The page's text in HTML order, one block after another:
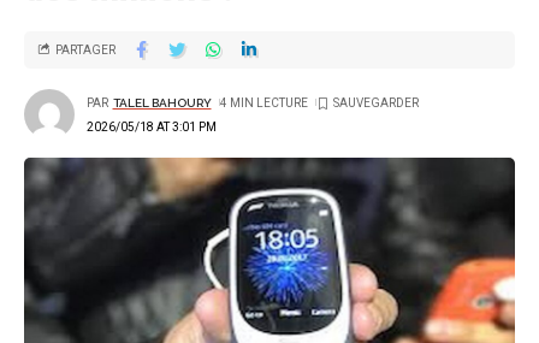
2026/05/18 AT 3:01 PM
PAR TALEL BAHOURY 4 MIN LECTURE
PARTAGER